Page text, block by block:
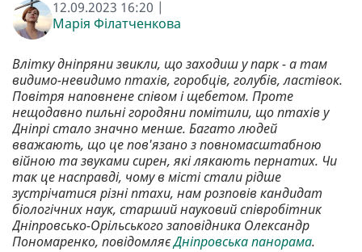
12.09.2023 16:20 |
Марія Філатченкова
Влітку дніпряни звикли, що заходиш у парк - а там
видимо-невидимо птахів, горобців, голубів, ластівок.
Повітря наповнене співом і щебетом. Проте
нещодавно пильні городяни помітили, що птахів у
Дніпрі стало значно менше. Багато людей
вважають, що це пов'язано з повномасштабною
війною та звуками сирен, які лякають пернатих. Чи
так це насправді, чому в місті стали рідше
зустрічатися різні птахи, нам розповів кандидат
біологічних наук, старший науковий співробітник
Дніпровсько-Орільського заповідника Олександр
Пономаренко, повідомляєДніпровська панорама.